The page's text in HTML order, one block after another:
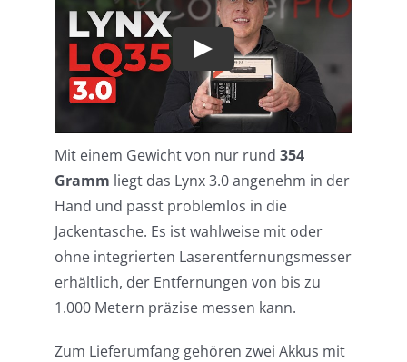
Mit einem Gewicht von nur rund 354
Gramm liegt das Lynx 3.0 angenehm in der
Hand und passt problemlos in die
Jackentasche. Es ist wahlweise mit oder
ohne integrierten Laserentfernungsmesser
erhältlich, der Entfernungen von bis zu
1.000 Metern präzise messen kann.
Zum Lieferumfang gehören zwei Akkus mit